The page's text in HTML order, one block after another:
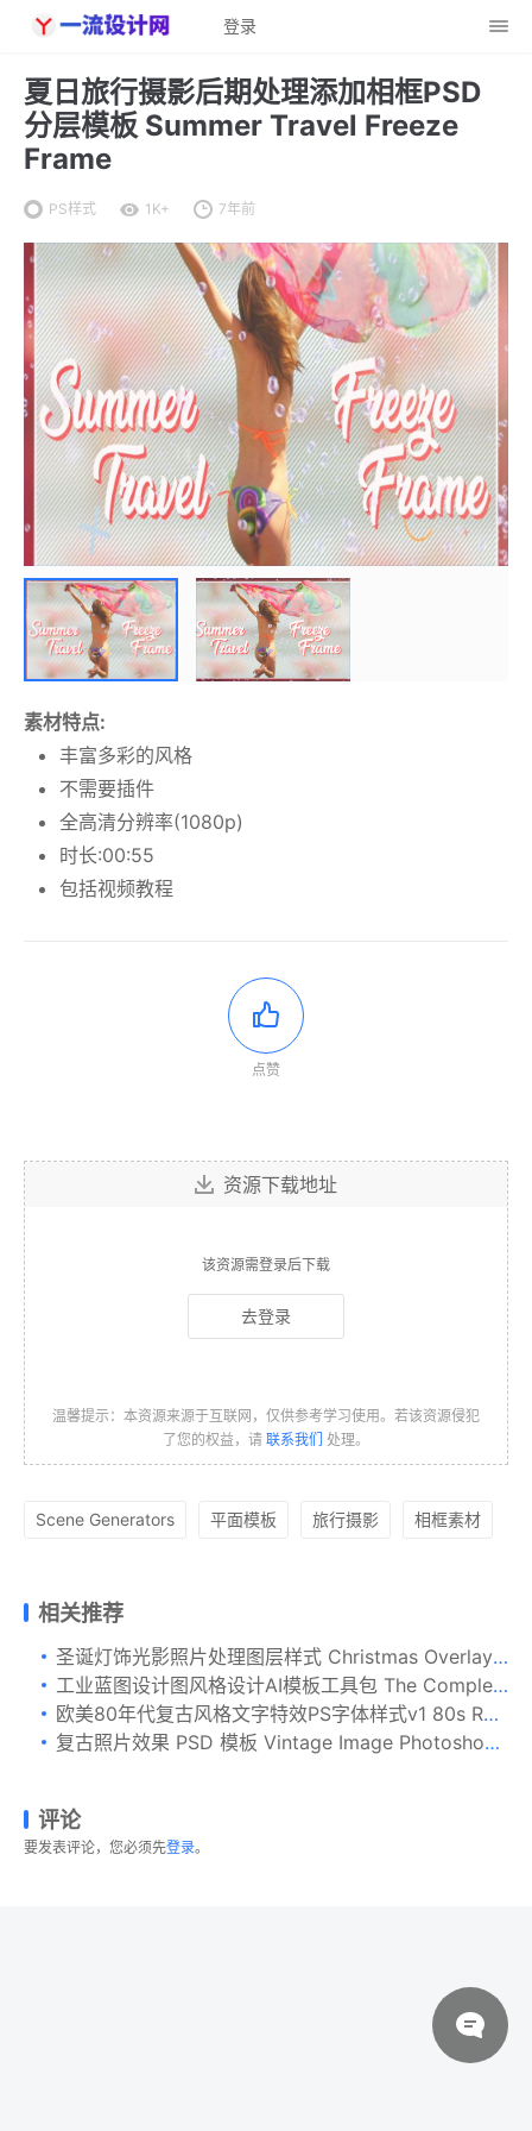
登录
夏日旅行摄影后期处理添加相框PSD
分层模板 Summer Travel Freeze
Frame
PS样式 1K+ 7年前
素材特点:
丰富多彩的风格
不需要插件
全高清分辨率(1080p)
时长:00:55
包括视频教程
点赞
资源下载地址
该资源需登录后下载
去登录
温馨提示：本资源来源于互联网，仅供参考学习使用。若该资源侵犯
了您的权益，请 联系我们 处理。
Scene Generators 平面模板 旅行摄影 相框素材
相关推荐
圣诞灯饰光影照片处理图层样式 Christmas Overlays for Photographers
工业蓝图设计图风格设计AI模板工具包 The Complete Vector Blueprint Kit
欧美80年代复古风格文字特效PS字体样式v1 80s Retro Text Effects vol.1
复古照片效果 PSD 模板 Vintage Image Photoshop Template
评论
要发表评论，您必须先登录。